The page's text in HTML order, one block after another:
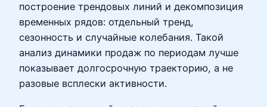
построение трендовых линий и декомпозиция
временных рядов: отдельный тренд,
сезонность и случайные колебания. Такой
анализ динамики продаж по периодам лучше
показывает долгосрочную траекторию, а не
разовые всплески активности.